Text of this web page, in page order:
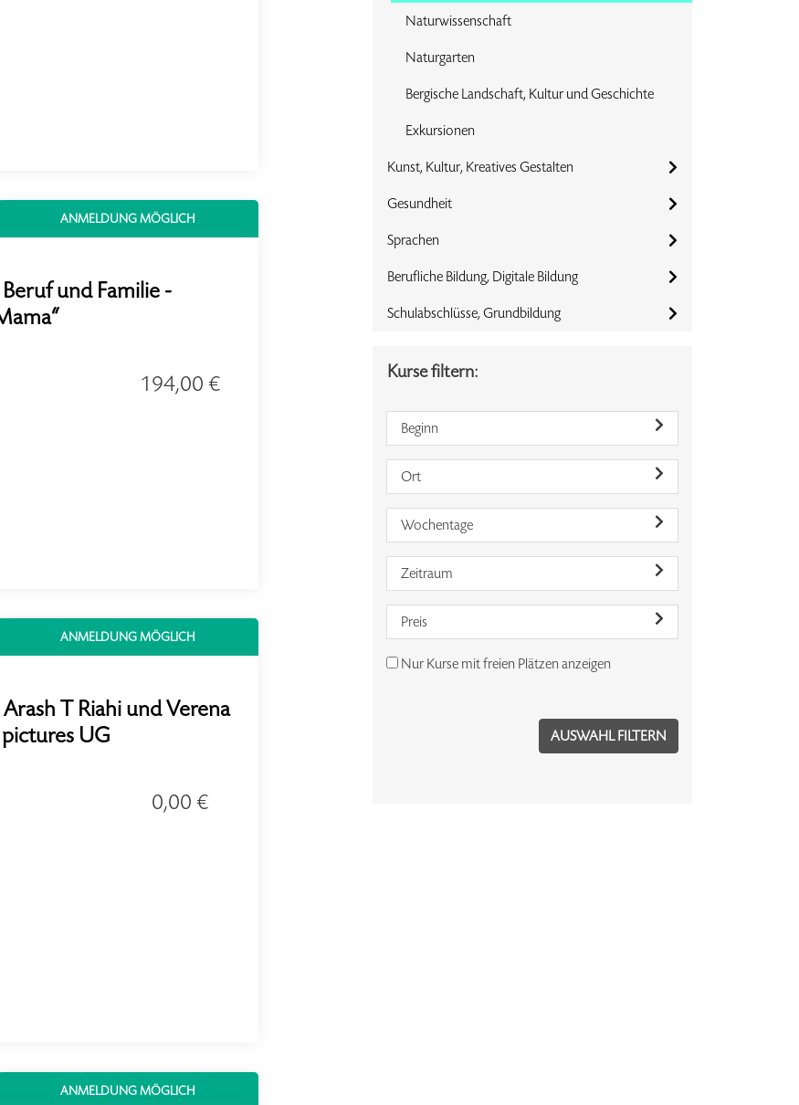
ANMELDUNG MÖGLICH
und Familie -
194,00 €
ANMELDUNG MÖGLICH
T Riahi und Verena
UG
0,00 €
ANMELDUNG MÖGLICH
Naturwissenschaft
Naturgarten
Bergische Landschaft, Kultur und Geschichte
Exkursionen
Kunst, Kultur, Kreatives Gestalten
Gesundheit
Sprachen
Berufliche Bildung, Digitale Bildung
Schulabschlüsse, Grundbildung
Kurse filtern:
Beginn
Ort
Wochentage
Zeitraum
Preis
Nur Kurse mit freien Plätzen anzeigen